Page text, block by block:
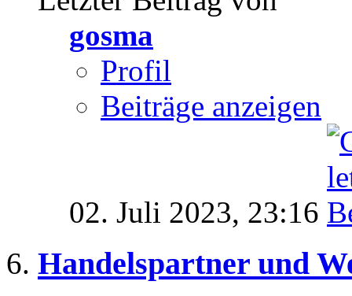
gosma
Profil
Beiträge anzeigen
02. Juli 2023, 23:16
Handelspartner und